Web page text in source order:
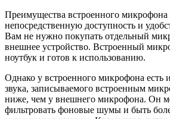
Преимущества встроенного
непосредственную доступность и
Вам не нужно покупать отдельный
внешнее устройство. Встроенный
ноутбук и готов к использованию.
Однако у встроенного микрофона есть
звука, записываемого встроенным
ниже, чем у внешнего микрофона. Он
фильтровать фоновые шумы и быть